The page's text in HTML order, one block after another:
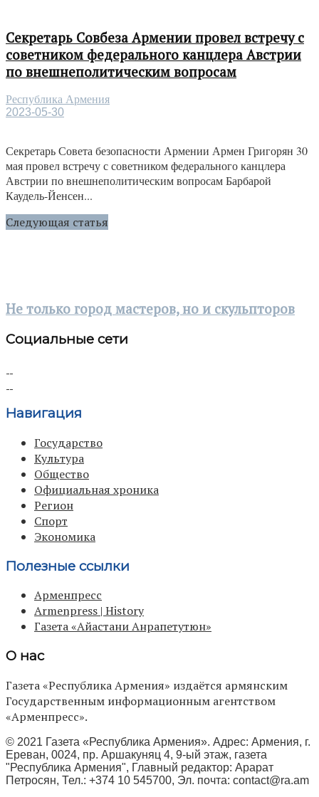
Секретарь Совбеза Армении провел встречу с
советником федерального канцлера Австрии
по внешнеполитическим вопросам
Республика Армения
2023-05-30
Секретарь Совета безопасности Армении Армен Григорян 30
мая провел встречу с советником федерального канцлера
Австрии по внешнеполитическим вопросам Барбарой
Каудель-Йенсен...
Следующая статья
Не только город мастеров, но и скульпторов
Социальные сети
Навигация
Государство
Культура
Общество
Официальная хроника
Регион
Спорт
Экономика
Полезные ссылки
Арменпресс
Armenpress | History
Газета «Айастани Анрапетутюн»
О нас
Газета «Республика Армения» издаётся армянским
Государственным информационным агентством
«Арменпресс».
© 2021 Газета «Республика Армения». Адрес: Армения, г.
Ереван, 0024, пр. Аршакуняц 4, 9-ый этаж, газета
"Республика Армения", Главный редактор: Арарат
Петросян, Тел.: +374 10 545700, Эл. почта: contact@ra.am